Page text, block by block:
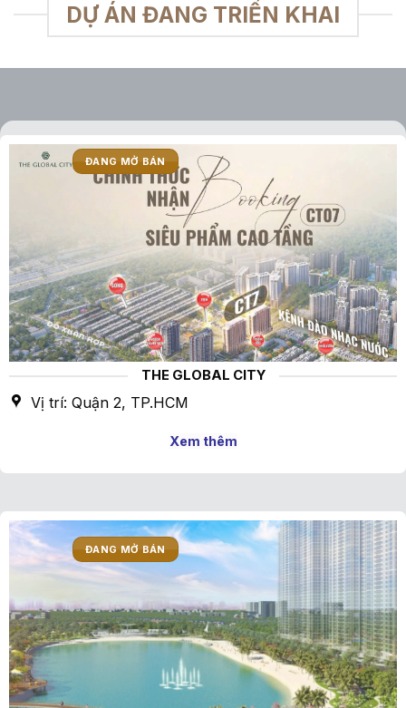
DỰ ÁN ĐANG TRIỂN KHAI
ĐANG MỞ BÁN
THE GLOBAL CITY
Vị trí: Quận 2, TP.HCM
Xem thêm
ĐANG MỞ BÁN